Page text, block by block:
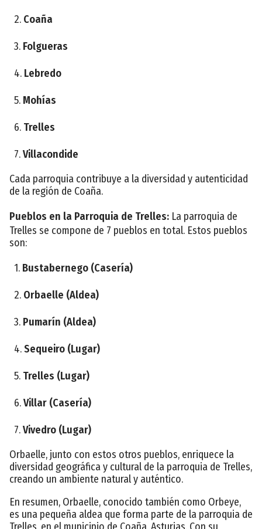
2. Coaña
3. Folgueras
4. Lebredo
5. Mohías
6. Trelles
7.Villacondide
Cada parroquia contribuye a la diversidad y autenticidad
de la región de Coaña.
Pueblos en la Parroquia de Trelles: La parroquia de
Trelles se compone de 7 pueblos en total. Estos pueblos
son:
1. Bustabernego (Casería)
2. Orbaelle (Aldea)
3. Pumarín (Aldea)
4.Sequeiro (Lugar)
5. Trelles (Lugar)
6.Villar (Casería)
7.Vivedro (Lugar)
Orbaelle, junto con estos otros pueblos, enriquece la
diversidad geográfica y cultural de la parroquia de Trelles,
creando un ambiente natural y auténtico.
En resumen, Orbaelle, conocido también como Orbeye,
es una pequeña aldea que forma parte de la parroquia de
Trelles, en el municipio de Coaña, Asturias. Con su